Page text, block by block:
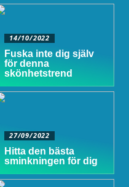
14/10/2022
Fuska inte dig själv
för denna
skönhetstrend
27/09/2022
Hitta den bästa
sminkningen för dig